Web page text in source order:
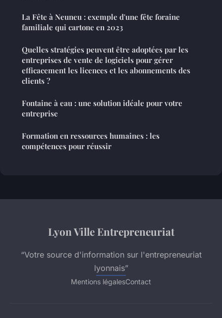
La Fête à Neuneu : exemple d'une fête foraine
familiale qui cartone en 2023
Quelles stratégies peuvent être adoptées par les
entreprises de vente de logiciels pour gérer
efficacement les licences et les abonnements des
clients ?
Fontaine à eau : une solution idéale pour votre
entreprise
Formation en ressources humaines : les
compétences pour réussir
Lyon Ville Entrepreneuriat
“Votre source d'information sur l'entrepreneuriat
lyonnais”
Mentions légalesContact